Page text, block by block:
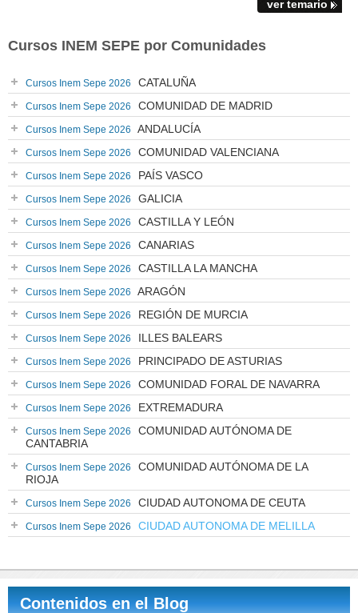
ver temario
Cursos INEM SEPE por Comunidades
Cursos Inem Sepe 2026 CATALUÑA
Cursos Inem Sepe 2026 COMUNIDAD DE MADRID
Cursos Inem Sepe 2026 ANDALUCÍA
Cursos Inem Sepe 2026 COMUNIDAD VALENCIANA
Cursos Inem Sepe 2026 PAÍS VASCO
Cursos Inem Sepe 2026 GALICIA
Cursos Inem Sepe 2026 CASTILLA Y LEÓN
Cursos Inem Sepe 2026 CANARIAS
Cursos Inem Sepe 2026 CASTILLA LA MANCHA
Cursos Inem Sepe 2026 ARAGÓN
Cursos Inem Sepe 2026 REGIÓN DE MURCIA
Cursos Inem Sepe 2026 ILLES BALEARS
Cursos Inem Sepe 2026 PRINCIPADO DE ASTURIAS
Cursos Inem Sepe 2026 COMUNIDAD FORAL DE NAVARRA
Cursos Inem Sepe 2026 EXTREMADURA
Cursos Inem Sepe 2026
COMUNIDAD AUTÓNOMA DE
CANTABRIA
Cursos Inem Sepe 2026
COMUNIDAD AUTÓNOMA DE LA
RIOJA
Cursos Inem Sepe 2026 CIUDAD AUTONOMA DE CEUTA
Cursos Inem Sepe 2026 CIUDAD AUTONOMA DE MELILLA
Contenidos en el Blog